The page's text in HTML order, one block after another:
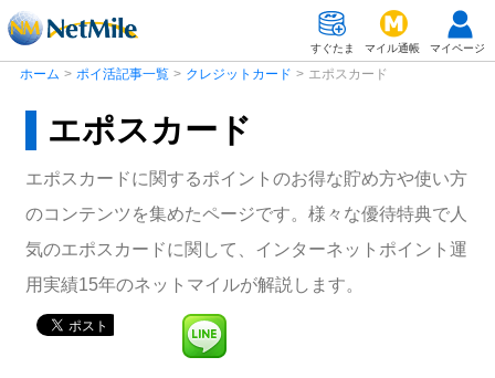
マイページ
マイル通帳
すぐたま
ホーム > ポイ活記事一覧 > クレジットカード > エポスカード
エポスカード
エポスカードに関するポイントのお得な貯め方や使い方
のコンテンツを集めたページです。様々な優待特典で人
気のエポスカードに関して、インターネットポイント運
用実績15年のネットマイルが解説します。